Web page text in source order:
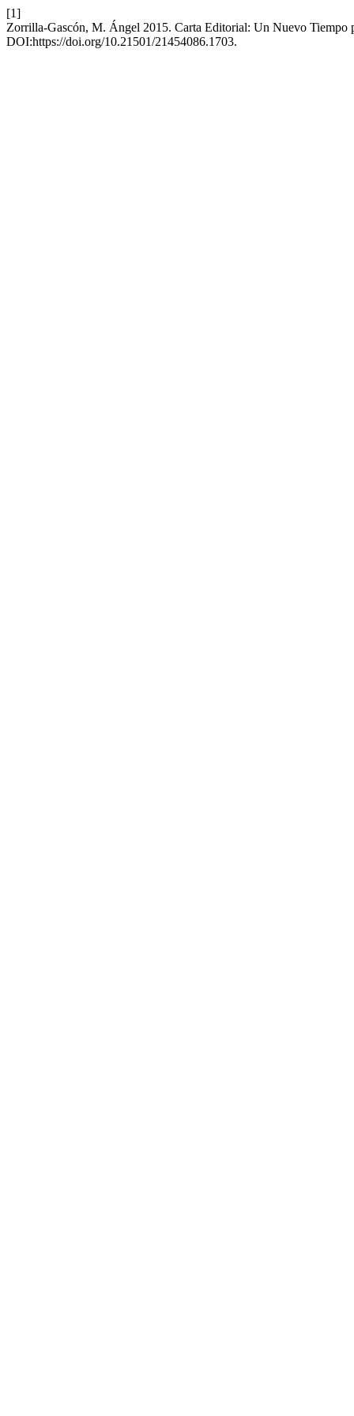
[1]
Zorrilla-Gascón, M. Ángel 2015. Carta Editorial: Un Nuevo Tiempo
DOI:https://doi.org/10.21501/21454086.1703.